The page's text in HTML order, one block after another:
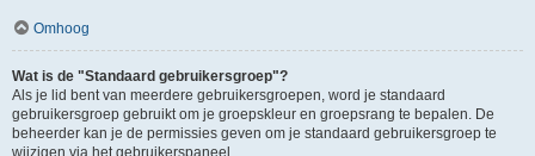
Omhoog
Wat is de "Standaard gebruikersgroep"?
Als je lid bent van meerdere gebruikersgroepen, word je standaard
gebruikersgroep gebruikt om je groepskleur en groepsrang te bepalen. De
beheerder kan je de permissies geven om je standaard gebruikersgroep te
wijzigen via het gebruikerspaneel.